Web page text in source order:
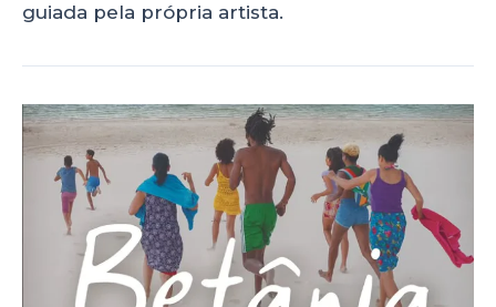
guiada pela própria artista.